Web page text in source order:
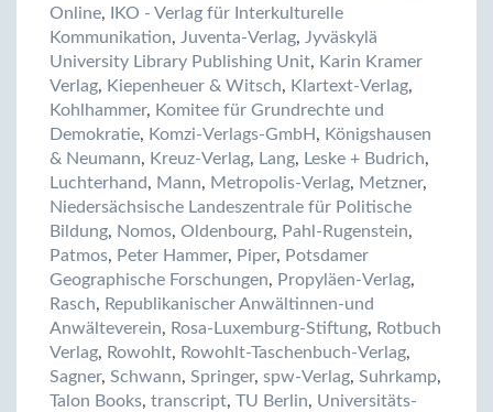
Online,
IKO - Verlag für Interkulturelle
Kommunikation, Juventa-Verlag, Jyväskylä
University Library Publishing Unit, Karin Kramer
Verlag, Kiepenheuer & Witsch, Klartext-Verlag,
Kohlhammer, Komitee für Grundrechte und
Demokratie, Komzi-Verlags-GmbH, Königshausen
& Neumann, Kreuz-Verlag, Lang, Leske + Budrich,
Luchterhand, Mann, Metropolis-Verlag, Metzner,
Niedersächsische Landeszentrale für Politische
Bildung, Nomos, Oldenbourg, Pahl-Rugenstein,
Patmos, Peter Hammer, Piper, Potsdamer
Geographische Forschungen, Propyläen-Verlag,
Rasch, Republikanischer Anwältinnen-und
Anwälteverein, Rosa-Luxemburg-Stiftung, Rotbuch
Verlag, Rowohlt, Rowohlt-Taschenbuch-Verlag,
Sagner, Schwann, Springer, spw-Verlag, Suhrkamp,
Talon Books, transcript, TU Berlin, Universitäts-